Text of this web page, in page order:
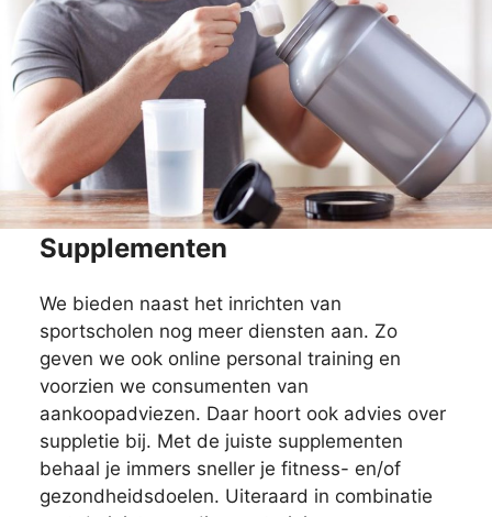
Supplementen
We bieden naast het inrichten van
sportscholen nog meer diensten aan. Zo
geven we ook online personal training en
voorzien we consumenten van
aankoopadviezen. Daar hoort ook advies over
suppletie bij. Met de juiste supplementen
behaal je immers sneller je fitness- en/of
gezondheidsdoelen. Uiteraard in combinatie